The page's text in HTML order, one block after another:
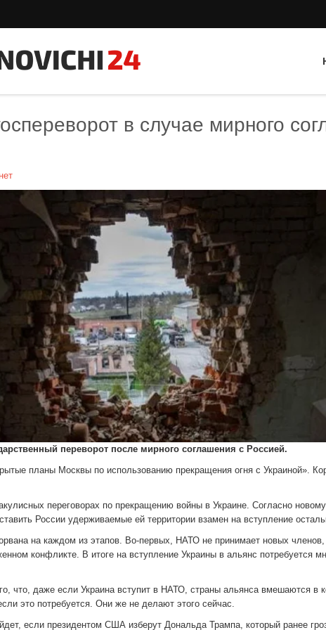
в случае мирного
переворот после мирного соглашения с Россией.
планы Москвы по использованию прекращения огня с Украиной».
переговорах по прекращению войны в Украине. Согласно
России удерживаемые ей территории взамен на вступление
на каждом из этапов. Во-первых, НАТО не принимает новых членов,
конфликте. В итоге на вступление Украины в альянс потребуется
что, даже если Украина вступит в НАТО, страны альянса вмешаются в
это потребуется. Они же не делают этого сейчас.
если президентом США изберут Дональда Трампа, который ранее
Тайный гость: ресторан «Пиросмани»